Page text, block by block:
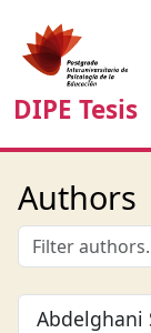
DIPE Tesis
Authors
Abdelghani